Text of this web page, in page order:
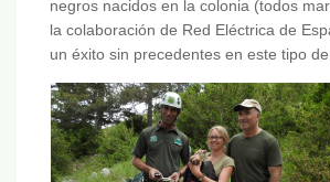
negros nacidos en la colonia (todos
la colaboración de Red Eléctrica de
un éxito sin precedentes en este tipo